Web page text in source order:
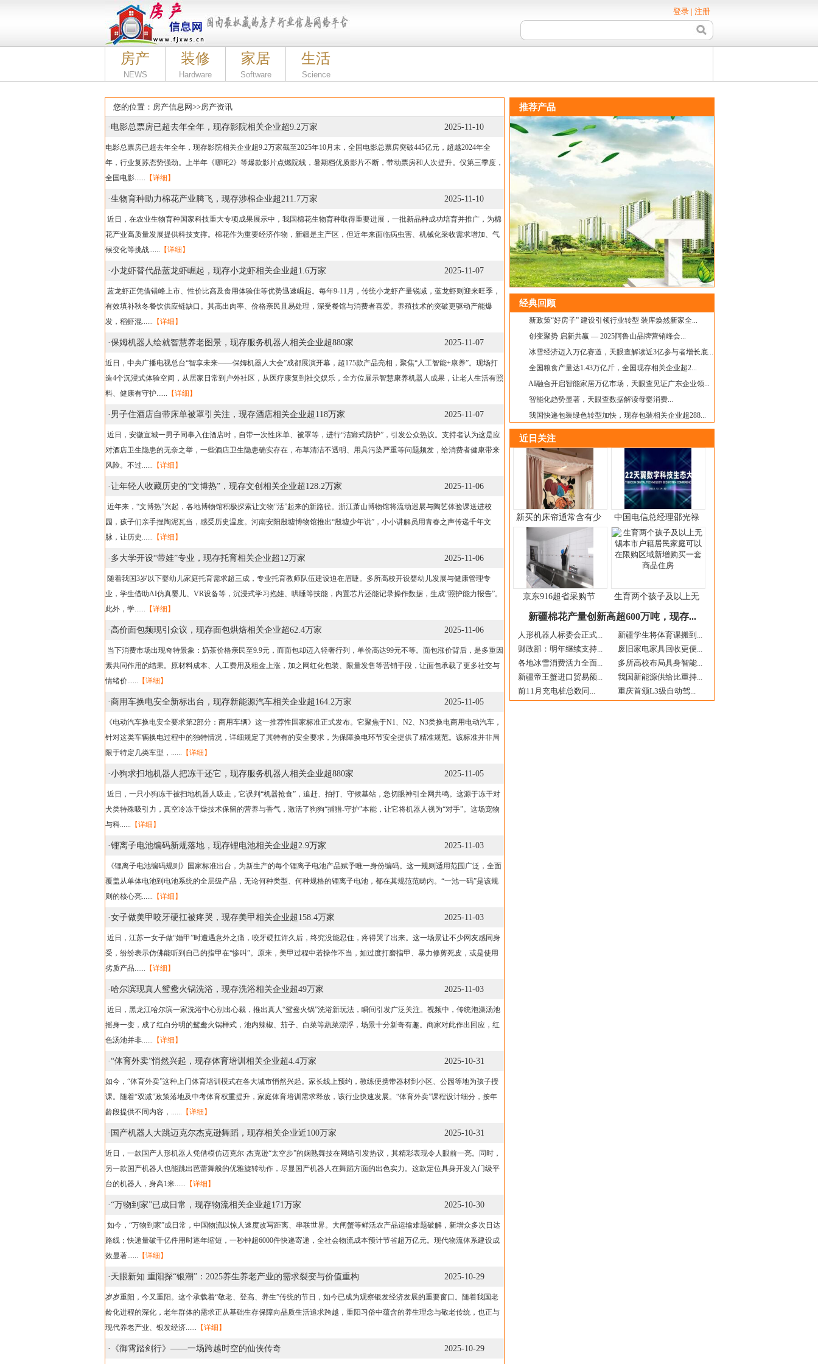
登录 | 注册
房产
NEWS
装修
Hardware
家居
Software
生活
Science
您的位置： 房产信息网>>房产资讯
· 电影总票房已超去年全年，现存影院相关企业超9.2万家 2025-11-10
电影总票房已超去年全年，现存影院相关企业超9.2万家截至2025年10月末，全国电影总票房突破445亿元，超越2024年全
年，行业复苏态势强劲。上半年《哪吒2》等爆款影片点燃院线，暑期档优质影片不断，带动票房和人次提升。仅第三季度，
全国电影...... 【详细】
·生物育种助力棉花产业腾飞，现存涉棉企业超211.7万家 2025-11-10
近日，在农业生物育种国家科技重大专项成果展示中，我国棉花生物育种取得重要进展，一批新品种成功培育并推广，为棉
花产业高质量发展提供科技支撑。棉花作为重要经济作物，新疆是主产区，但近年来面临病虫害、机械化采收需求增加、气
候变化等挑战...... 【详细】
·小龙虾替代品蓝龙虾崛起，现存小龙虾相关企业超1.6万家 2025-11-07
蓝龙虾正凭借错峰上市、性价比高及食用体验佳等优势迅速崛起。每年9-11月，传统小龙虾产量锐减，蓝龙虾则迎来旺季，
有效填补秋冬餐饮供应链缺口。其高出肉率、价格亲民且易处理，深受餐馆与消费者喜爱。养殖技术的突破更驱动产能爆
发，稻虾混...... 【详细】
·保姆机器人绘就智慧养老图景，现存服务机器人相关企业超880家 2025-11-07
近日，中央广播电视总台“智享未来——保姆机器人大会”成都展演开幕，超175款产品亮相，聚焦“人工智能+康养”。现场打
造4个沉浸式体验空间，从居家日常到户外社区，从医疗康复到社交娱乐，全方位展示智慧康养机器人成果，让老人生活有照
料、健康有守护...... 【详细】
· 男子住酒店自带床单被罩引关注，现存酒店相关企业超118万家 2025-11-07
近日，安徽宣城一男子同事入住酒店时，自带一次性床单、被罩等，进行“洁癖式防护”，引发公众热议。支持者认为这是应
对酒店卫生隐患的无奈之举，一些酒店卫生隐患确实存在，布草清洁不透明、用具污染严重等问题频发，给消费者健康带来
风险。不过...... 【详细】
·让年轻人收藏历史的“文博热”，现存文创相关企业超128.2万家 2025-11-06
近年来，“文博热”兴起，各地博物馆积极探索让文物“活”起来的新路径。浙江萧山博物馆将流动巡展与陶艺体验课送进校
园，孩子们亲手捏陶泥瓦当，感受历史温度。河南安阳殷墟博物馆推出“殷墟少年说”，小小讲解员用青春之声传递千年文
脉，让历史...... 【详细】
· 多大学开设“带娃”专业，现存托育相关企业超12万家 2025-11-06
随着我国3岁以下婴幼儿家庭托育需求超三成，专业托育教师队伍建设迫在眉睫。多所高校开设婴幼儿发展与健康管理专
业，学生借助AI仿真婴儿、VR设备等，沉浸式学习抱娃、哄睡等技能，内置芯片还能记录操作数据，生成“照护能力报告”。
此外，学...... 【详细】
· 高价面包频现引众议，现存面包烘焙相关企业超62.4万家 2025-11-06
当下消费市场出现奇特景象：奶茶价格亲民至9.9元，而面包却迈入轻奢行列，单价高达99元不等。面包涨价背后，是多重因
素共同作用的结果。原材料成本、人工费用及租金上涨，加之网红化包装、限量发售等营销手段，让面包承载了更多社交与
情绪价...... 【详细】
·商用车换电安全新标出台，现存新能源汽车相关企业超164.2万家 2025-11-05
《电动汽车换电安全要求第2部分：商用车辆》这一推荐性国家标准正式发布。它聚焦于N1、N2、N3类换电商用电动汽车，
针对这类车辆换电过程中的独特情况，详细规定了其特有的安全要求，为保障换电环节安全提供了精准规范。该标准并非局
限于特定几类车型，...... 【详细】
·小狗求扫地机器人把冻干还它，现存服务机器人相关企业超880家 2025-11-05
近日，一只小狗冻干被扫地机器人吸走，它误判“机器抢食”，追赶、拍打、守候基站，急切眼神引全网共鸣。这源于冻干对
犬类特殊吸引力，真空冷冻干燥技术保留的营养与香气，激活了狗狗“捕猎-守护”本能，让它将机器人视为“对手”。这场宠物
与科...... 【详细】
·锂离子电池编码新规落地，现存锂电池相关企业超2.9万家 2025-11-03
《锂离子电池编码规则》国家标准出台，为新生产的每个锂离子电池产品赋予唯一身份编码。这一规则适用范围广泛，全面
覆盖从单体电池到电池系统的全层级产品，无论何种类型、何种规格的锂离子电池，都在其规范范畴内。“一池一码”是该规
则的核心亮...... 【详细】
·女子做美甲咬牙硬扛被疼哭，现存美甲相关企业超158.4万家 2025-11-03
近日，江苏一女子做“婚甲”时遭遇意外之痛，咬牙硬扛许久后，终究没能忍住，疼得哭了出来。这一场景让不少网友感同身
受，纷纷表示仿佛能听到自己的指甲在“惨叫”。原来，美甲过程中若操作不当，如过度打磨指甲、暴力修剪死皮，或是使用
劣质产品...... 【详细】
· 哈尔滨现真人鸳鸯火锅洗浴，现存洗浴相关企业超49万家 2025-11-03
近日，黑龙江哈尔滨一家洗浴中心别出心裁，推出真人“鸳鸯火锅”洗浴新玩法，瞬间引发广泛关注。视频中，传统泡澡汤池
摇身一变，成了红白分明的鸳鸯火锅样式，池内辣椒、茄子、白菜等蔬菜漂浮，场景十分新奇有趣。商家对此作出回应，红
色汤池并非...... 【详细】
·“体育外卖”悄然兴起，现存体育培训相关企业超4.4万家 2025-10-31
如今，“体育外卖”这种上门体育培训模式在各大城市悄然兴起。家长线上预约，教练便携带器材到小区、公园等地为孩子授
课。随着“双减”政策落地及中考体育权重提升，家庭体育培训需求释放，该行业快速发展。“体育外卖”课程设计细分，按年
龄段提供不同内容，...... 【详细】
· 国产机器人大跳迈克尔杰克逊舞蹈，现存相关企业近100万家 2025-10-31
近日，一款国产人形机器人凭借模仿迈克尔·杰克逊“太空步”的娴熟舞技在网络引发热议，其精彩表现令人眼前一亮。同时，
另一款国产机器人也能跳出芭蕾舞般的优雅旋转动作，尽显国产机器人在舞蹈方面的出色实力。这款定位具身开发入门级平
台的机器人，身高1米...... 【详细】
·“万物到家”已成日常，现存物流相关企业超171万家 2025-10-30
如今，“万物到家”成日常，中国物流以惊人速度改写距离、串联世界。大闸蟹等鲜活农产品运输难题破解，新增众多次日达
路线；快递量破千亿件用时逐年缩短，一秒钟超6000件快递寄递，全社会物流成本预计节省超万亿元。现代物流体系建设成
效显著...... 【详细】
· 天眼新知 重阳探“银潮”：2025养生养老产业的需求裂变与价值重构 2025-10-29
岁岁重阳，今又重阳。这个承载着“敬老、登高、养生”传统的节日，如今已成为观察银发经济发展的重要窗口。随着我国老
龄化进程的深化，老年群体的需求正从基础生存保障向品质生活追求跨越，重阳习俗中蕴含的养生理念与敬老传统，也正与
现代养老产业、银发经济...... 【详细】
· 《御霄踏剑行》——一场跨越时空的仙侠传奇 2025-10-29
推荐产品
经典回顾
新政策“好房子” 建设引领行业转型 装库焕然新家全...
创变聚势 启新共赢 — 2025阿鲁山品牌营销峰会...
冰雪经济迈入万亿赛道，天眼查解读近3亿参与者增长底...
全国粮食产量达1.43万亿斤，全国现存相关企业超2...
AI融合开启智能家居万亿市场，天眼查见证广东企业领...
智能化趋势显著，天眼查数据解读母婴消费...
我国快递包装绿色转型加快，现存包装相关企业超288...
近日关注
新买的床帘通常含有少 中国电信总经理邵光禄
京东916超省采购节 生育两个孩子及以上无
新疆棉花产量创新高超600万吨，现存...
人形机器人标委会正式...
新疆学生将体育课搬到...
财政部：明年继续支持...
废旧家电家具回收更便...
各地冰雪消费活力全面...
多所高校布局具身智能...
新疆帝王蟹进口贸易额...
我国新能源供给比重持...
前11月充电桩总数同...
重庆首颁L3级自动驾...